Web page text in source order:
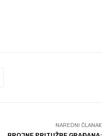
NAREDNI ČLANAK